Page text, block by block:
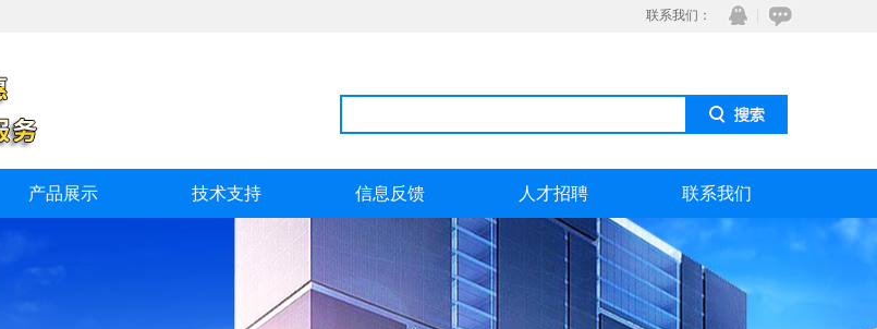
联系我们：
产品展示 技术支持 信息反馈 人才招聘 联系我们